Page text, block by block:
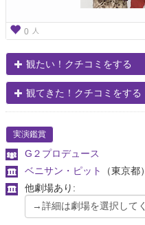
0 人
観たい！クチコミをする
観てきた！クチコミをする
実演鑑賞
G２プロデュース
ベニサン・ピット
（東京都）
他劇場あり: